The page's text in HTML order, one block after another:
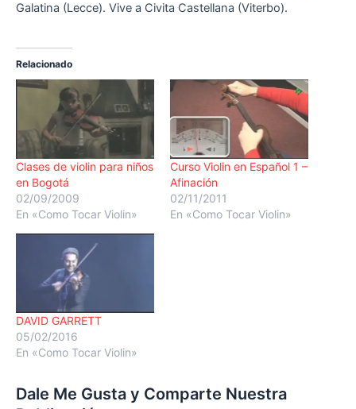
Galatina (Lecce). Vive a Civita Castellana (Viterbo).
Relacionado
Clases de violin para niños
en Bogotá
02/09/2009
En «Como Tocar Violin»
Curso Violin en Español 1 –
Afinación
02/11/2011
En «Como Tocar Violin»
DAVID GARRETT
05/02/2016
En «Como Tocar Violin»
Dale Me Gusta y Comparte Nuestra